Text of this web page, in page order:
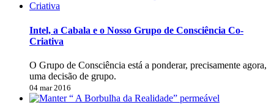
Intel, a Cabala e o Nosso Grupo de Consciência Co-
Criativa
O Grupo de Consciência está a ponderar, precisamente agora,
uma decisão de grupo.
04 mar 2016